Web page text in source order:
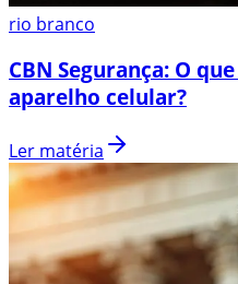
rio branco
CBN Segurança: O
aparelho celular?
Ler matéria